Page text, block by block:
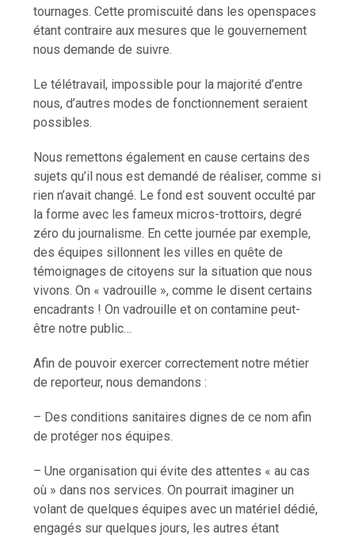
tournages. Cette promiscuité dans les openspaces
étant contraire aux mesures que le gouvernement
nous demande de suivre.
Le télétravail, impossible pour la majorité d’entre
nous, d’autres modes de fonctionnement seraient
possibles.
Nous remettons également en cause certains des
sujets qu’il nous est demandé de réaliser, comme si
rien n’avait changé. Le fond est souvent occulté par
la forme avec les fameux micros-trottoirs, degré
zéro du journalisme. En cette journée par exemple,
des équipes sillonnent les villes en quête de
témoignages de citoyens sur la situation que nous
vivons. On « vadrouille », comme le disent certains
encadrants ! On vadrouille et on contamine peut-
être notre public…
Afin de pouvoir exercer correctement notre métier
de reporteur, nous demandons :
– Des conditions sanitaires dignes de ce nom afin
de protéger nos équipes.
– Une organisation qui évite des attentes « au cas
où » dans nos services. On pourrait imaginer un
volant de quelques équipes avec un matériel dédié,
engagés sur quelques jours, les autres étant